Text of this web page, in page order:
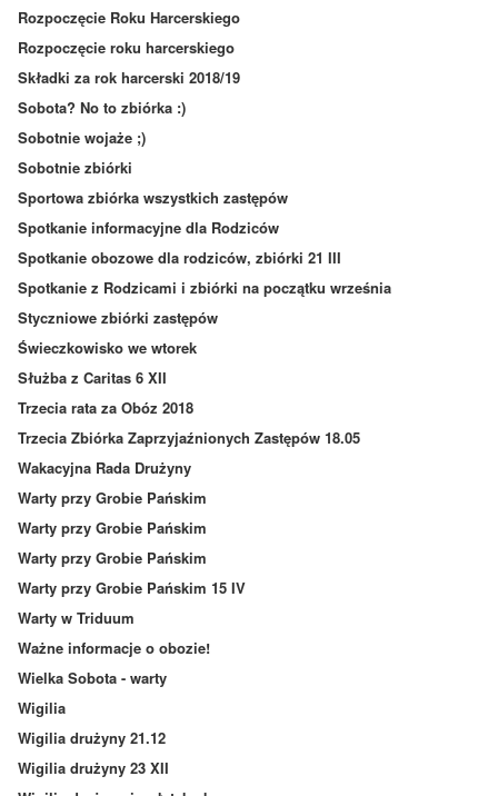
Rozpoczęcie Roku Harcerskiego
Rozpoczęcie roku harcerskiego
Składki za rok harcerski 2018/19
Sobota? No to zbiórka :)
Sobotnie wojaże ;)
Sobotnie zbiórki
Sportowa zbiórka wszystkich zastępów
Spotkanie informacyjne dla Rodziców
Spotkanie obozowe dla rodziców, zbiórki 21 III
Spotkanie z Rodzicami i zbiórki na początku września
Styczniowe zbiórki zastępów
Świeczkowisko we wtorek
Służba z Caritas 6 XII
Trzecia rata za Obóz 2018
Trzecia Zbiórka Zaprzyjaźnionych Zastępów 18.05
Wakacyjna Rada Drużyny
Warty przy Grobie Pańskim
Warty przy Grobie Pańskim
Warty przy Grobie Pańskim
Warty przy Grobie Pańskim 15 IV
Warty w Triduum
Ważne informacje o obozie!
Wielka Sobota - warty
Wigilia
Wigilia drużyny 21.12
Wigilia drużyny 23 XII